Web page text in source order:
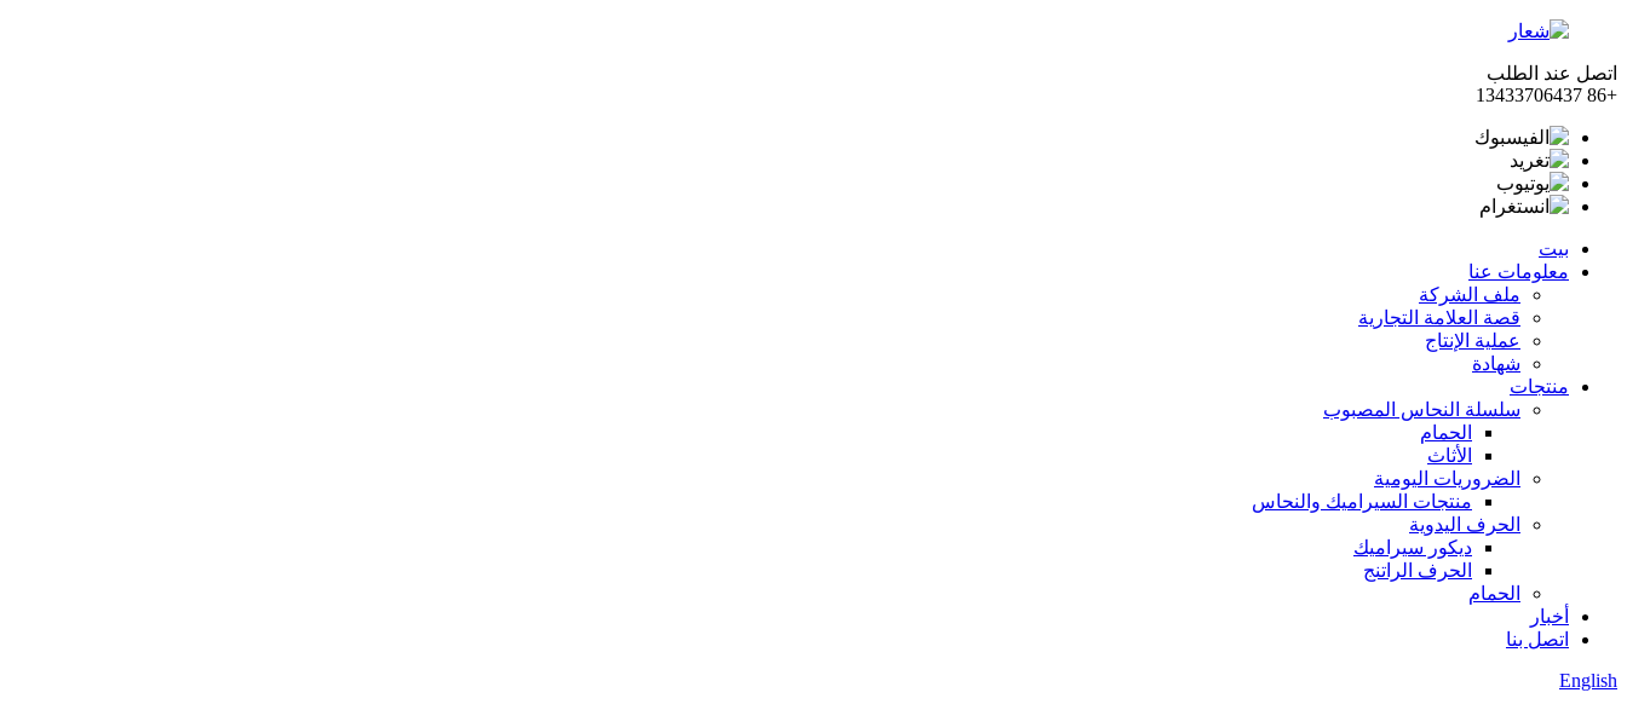
اتصل عند الطلب
+86 13433706437
بيت
معلومات عنا
ملف الشركة
قصة العلامة التجارية
عملية الإنتاج
شهادة
منتجات
سلسلة النحاس المصبوب
الحمام
الأثاث
الضروريات اليومية
منتجات السيراميك والنحاس
الحرف اليدوية
ديكور سيراميك
الحرف الراتنج
الحمام
أخبار
اتصل بنا
English